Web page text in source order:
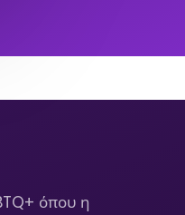
όπου η